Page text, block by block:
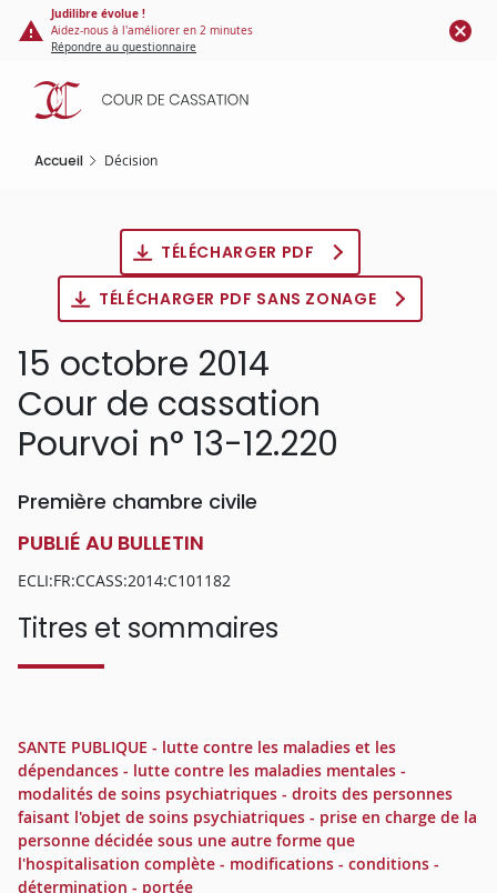
Panneau de gestion des cookies
contenu
principal
Judilibre évolue !
Aidez-nous à l'améliorer en 2 minutes
Répondre au questionnaire
Accueil Décision
TÉLÉCHARGER PDF
TÉLÉCHARGER PDF SANS ZONAGE
15 octobre 2014
Cour de cassation
Pourvoi n° 13-12.220
Première chambre civile
PUBLIÉ AU BULLETIN
ECLI:FR:CCASS:2014:C101182
Titres et sommaires
SANTE PUBLIQUE - lutte contre les maladies et les
dépendances - lutte contre les maladies mentales -
modalités de soins psychiatriques - droits des personnes
faisant l'objet de soins psychiatriques - prise en charge de la
personne décidée sous une autre forme que
l'hospitalisation complète - modifications - conditions -
détermination - portée